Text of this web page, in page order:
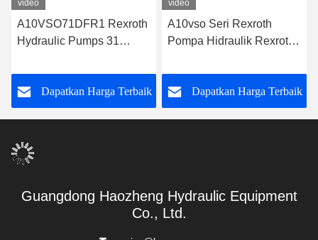
video
A10VSO71DFR1 Rexroth
Hydraulic Pumps 31
Pump
Dapatkan Harga Terbaik
video
A10vso Seri Rexroth
Pompa Hidraulik Rexroth
Aplikasi Industri Pompa
Dapatkan Harga Terbaik
Guangdong Haozheng Hydraulic Equipment
Co., Ltd.